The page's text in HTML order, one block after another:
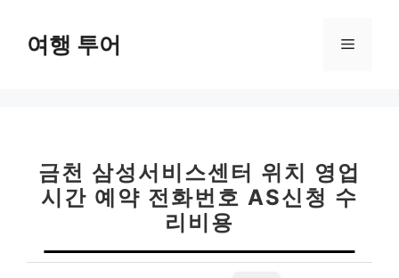
여행 투어 메
금천 삼성서비스센터 위치 영업
시간 예약 전화번호 AS신청 수
리비용